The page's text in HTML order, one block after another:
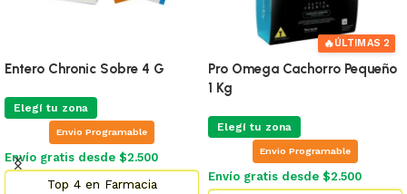
Entero Chronic Sobre 4 G
Elegí tu zona
Envio Programable
Envío gratis desde $2.500
Top 4 en Farmacia
🔥ÚLTIMAS 2
Pro Omega Cachorro Pequeño
1 Kg
Elegí tu zona
Envio Programable
Envío gratis desde $2.500